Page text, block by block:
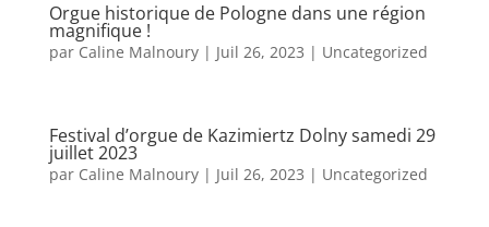
Orgue historique de Pologne dans une région
magnifique !
par Caline Malnoury| Juil 26, 2023 | Uncategorized
Festival d’orgue de Kazimiertz Dolny samedi 29
juillet 2023
par Caline Malnoury| Juil 26, 2023 | Uncategorized